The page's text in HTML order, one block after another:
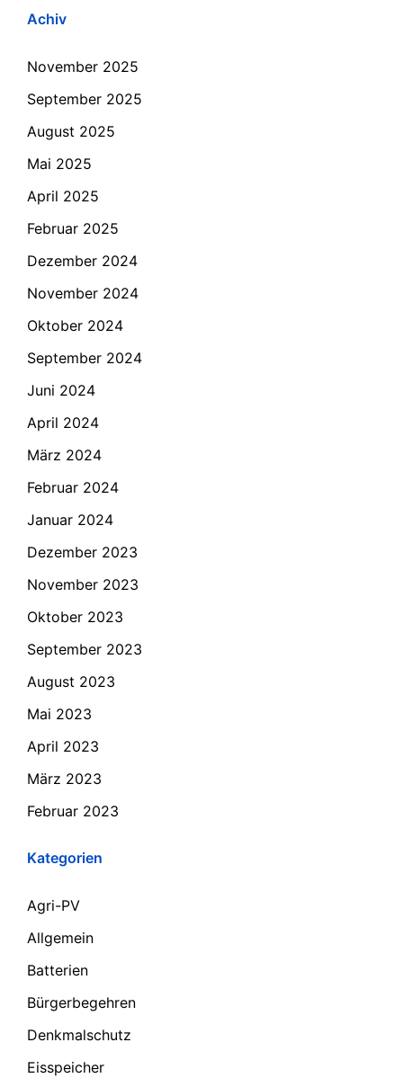
Achiv
November 2025
September 2025
August 2025
Mai 2025
April 2025
Februar 2025
Dezember 2024
November 2024
Oktober 2024
September 2024
Juni 2024
April 2024
März 2024
Februar 2024
Januar 2024
Dezember 2023
November 2023
Oktober 2023
September 2023
August 2023
Mai 2023
April 2023
März 2023
Februar 2023
Kategorien
Agri-PV
Allgemein
Batterien
Bürgerbegehren
Denkmalschutz
Eisspeicher